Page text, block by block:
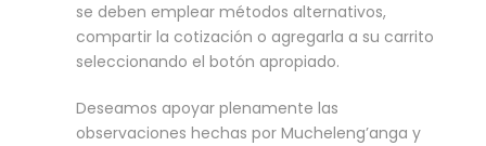
se deben emplear métodos alternativos,
compartir la cotización o agregarla a su carrito
seleccionando el botón apropiado.
Deseamos apoyar plenamente las
observaciones hechas por Mucheleng’anga y